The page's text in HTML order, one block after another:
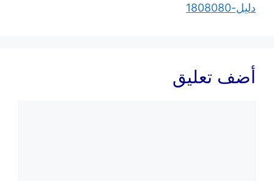
دليل-1808080
أضف تعليق